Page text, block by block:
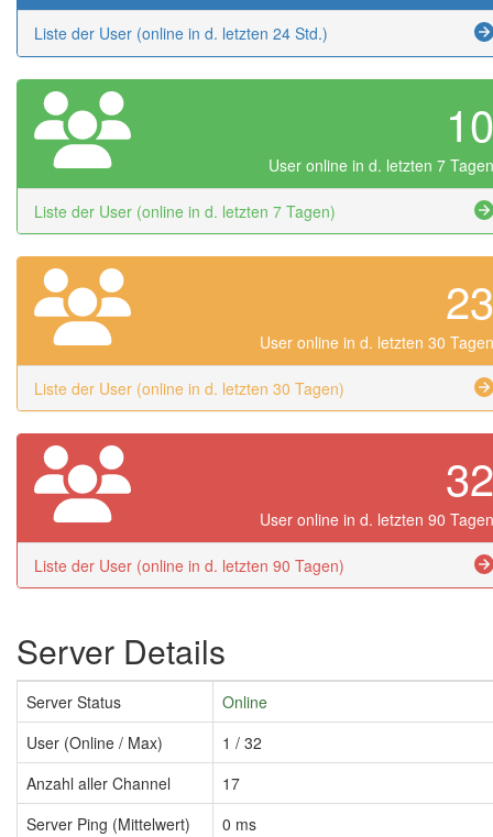
Liste der User (online in d. letzten 24 Std.)
10
User online in d. letzten 7 Tagen
Liste der User (online in d. letzten 7 Tagen)
23
User online in d. letzten 30 Tagen
Liste der User (online in d. letzten 30 Tagen)
32
User online in d. letzten 90 Tagen
Liste der User (online in d. letzten 90 Tagen)
Server Details
Server Status
Online
User (Online / Max)
1 / 32
Anzahl aller Channel
17
Server Ping (Mittelwert)
0 ms